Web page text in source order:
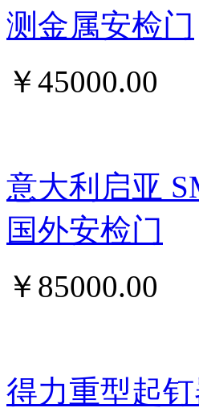
测金属安检门
￥45000.00
意大利启亚
国外安检门
￥ 85000.00
得力重型起